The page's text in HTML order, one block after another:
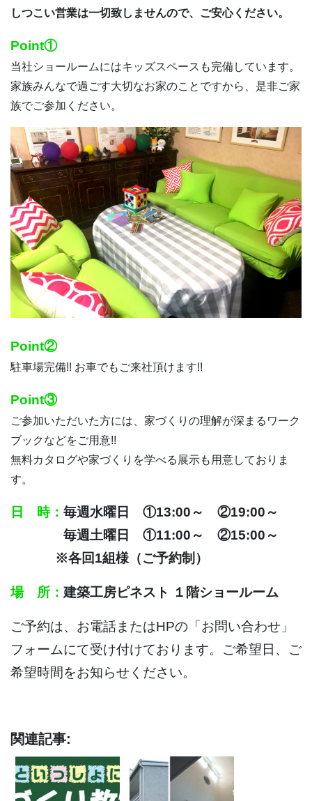
しつこい営業は一切致しませんので、ご安心ください。
Point①
当社ショールームにはキッズスペースも完備しています。
家族みんなで過ごす大切なお家のことですから、是非ご家
族でご参加ください。
Point②
駐車場完備!! お車でもご来社頂けます!!
Point③
ご参加いただいた方には、家づくりの理解が深まるワーク
ブックなどをご用意!!
無料カタログや家づくりを学べる展示も用意しておりま
す。
日 時： 毎週水曜日 ①13:00～ ②19:00～
毎週土曜日 ①11:00～ ②15:00～
※各回1組様（ご予約制）
場 所： 建築工房ピネスト １階ショールーム
ご予約は、お電話またはHPの「お問い合わせ」
フォームにて受け付けております。ご希望日、ご
希望時間をお知らせください。
関連記事: